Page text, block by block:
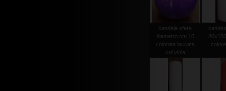
candela sfera
diametro cm.10
colorata laccata
col.viola